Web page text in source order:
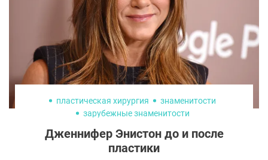
чтобы справиться со сложностями жизни.
пластическая хирургия
знаменитости
зарубежные знаменитости
Дженнифер Энистон до и после
пластики